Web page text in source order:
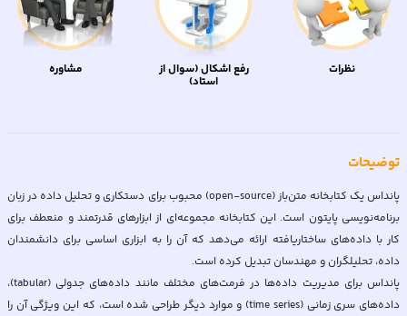
نظرات رفع اشکال (سوال از
استاد)
مشاوره
توضیحات
پانداس یک کتابخانه متن‌باز (open-source) محبوب برای دستکاری و تحلیل داده در زبان
برنامه‌نویسی پایتون است. این کتابخانه مجموعه‌ای از ابزارهای قدرتمند و منعطف برای
کار با داده‌های ساختاریافته ارائه می‌دهد که آن را به ابزاری اساسی برای دانشمندان
پانداس برای مدیریت داده‌ها در فرمت‌های مختلف مانند داده‌های جدولی (tabular)،
داده‌های سری زمانی (time series) و موارد دیگر طراحی شده است، که این ویژگی آن را